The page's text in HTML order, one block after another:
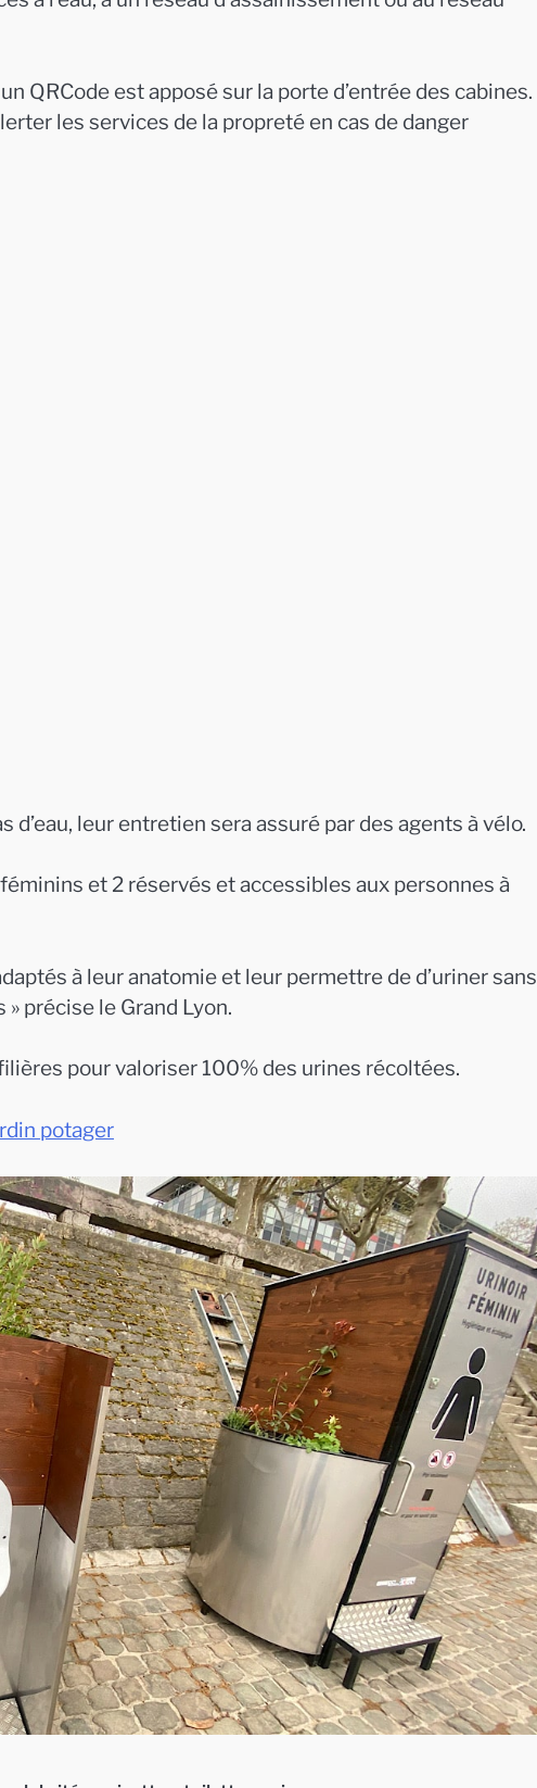
QRCode est apposé sur la porte d’entrée des cabines.
les services de la propreté en cas de danger
d’eau, leur entretien sera assuré par des agents à vélo.
et 2 réservés et accessibles aux personnes à
à leur anatomie et leur permettre de d’uriner sans
précise le Grand Lyon.
pour valoriser 100% des urines récoltées.
potager